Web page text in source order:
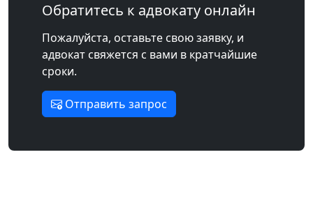
Обратитесь к адвокату онлайн
Пожалуйста, оставьте свою заявку, и
адвокат свяжется с вами в кратчайшие
сроки.
Отправить запрос